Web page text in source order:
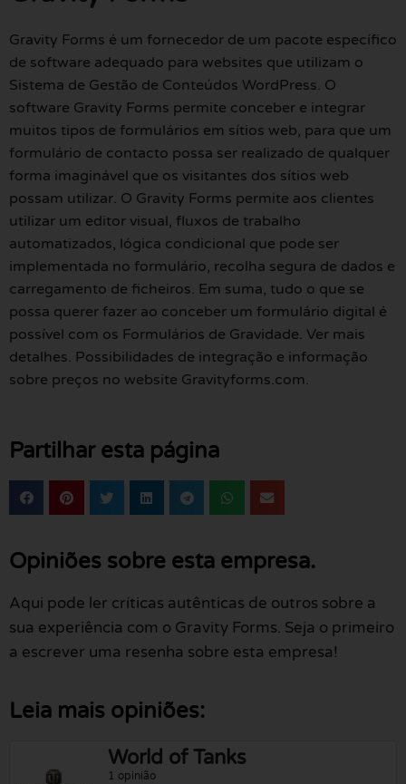
Gravity Forms é um fornecedor de um pacote específico
de software adequado para websites que utilizam o
Sistema de Gestão de Conteúdos WordPress. O
software Gravity Forms permite conceber e integrar
muitos tipos de formulários em sítios web, para que um
formulário de contacto possa ser realizado de qualquer
forma imaginável que os visitantes dos sítios web
possam utilizar. O Gravity Forms permite aos clientes
utilizar um editor visual, fluxos de trabalho
automatizados, lógica condicional que pode ser
implementada no formulário, recolha segura de dados e
carregamento de ficheiros. Em suma, tudo o que se
possa querer fazer ao conceber um formulário digital é
possível com os Formulários de Gravidade. Ver mais
detalhes. Possibilidades de integração e informação
sobre preços no website Gravityforms.com.
Partilhar esta página
Opiniões sobre esta empresa.
Aqui pode ler críticas autênticas de outros sobre a
sua experiência com o Gravity Forms. Seja o primeiro
a escrever uma resenha sobre esta empresa!
Leia mais opiniões:
World of Tanks
1 opinião